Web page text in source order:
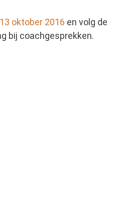
oktober 2016 en volg de
bij coachgesprekken.